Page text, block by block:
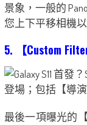
景象，一般的
您上下平移相機
5. 【Custom
最後一項曝光的